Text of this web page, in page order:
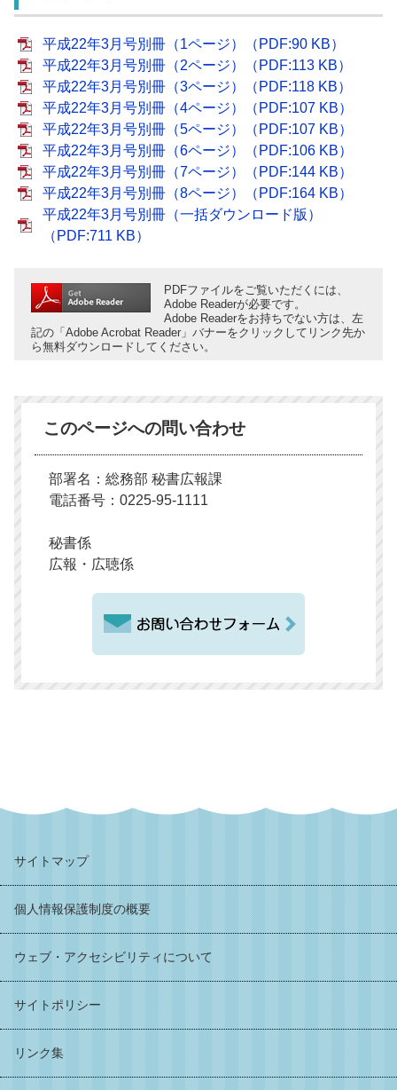
平成22年3月号別冊（1ページ）（PDF:90 KB）
平成22年3月号別冊（2ページ）（PDF:113 KB）
平成22年3月号別冊（3ページ）（PDF:118 KB）
平成22年3月号別冊（4ページ）（PDF:107 KB）
平成22年3月号別冊（5ページ）（PDF:107 KB）
平成22年3月号別冊（6ページ）（PDF:106 KB）
平成22年3月号別冊（7ページ）（PDF:144 KB）
平成22年3月号別冊（8ページ）（PDF:164 KB）
平成22年3月号別冊（一括ダウンロード版）
（PDF:711 KB）
PDFファイルをご覧いただくには、
Adobe Readerが必要です。
Adobe Readerをお持ちでない方は、左
記の「Adobe Acrobat Reader」バナーをクリックしてリンク先か
ら無料ダウンロードしてください。
このページへの問い合わせ
部署名：総務部 秘書広報課
電話番号：0225-95-1111
秘書係
広報・広聴係
サイトマップ
個人情報保護制度の概要
ウェブ・アクセシビリティについて
サイトポリシー
リンク集